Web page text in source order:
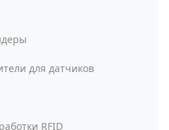
для датчиков
RFID